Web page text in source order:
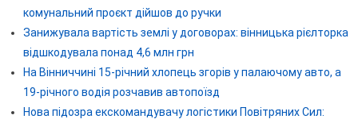
комунальний проєкт дійшов до ручки
Занижувала вартість землі у договорах: вінницька рієлторка
відшкодувала понад 4,6 млн грн
На Вінниччині 15-річний хлопець згорів у палаючому авто, а
19-річного водія розчавив автопоїзд
Нова підозра екскомандувачу логістики Повітряних Сил: